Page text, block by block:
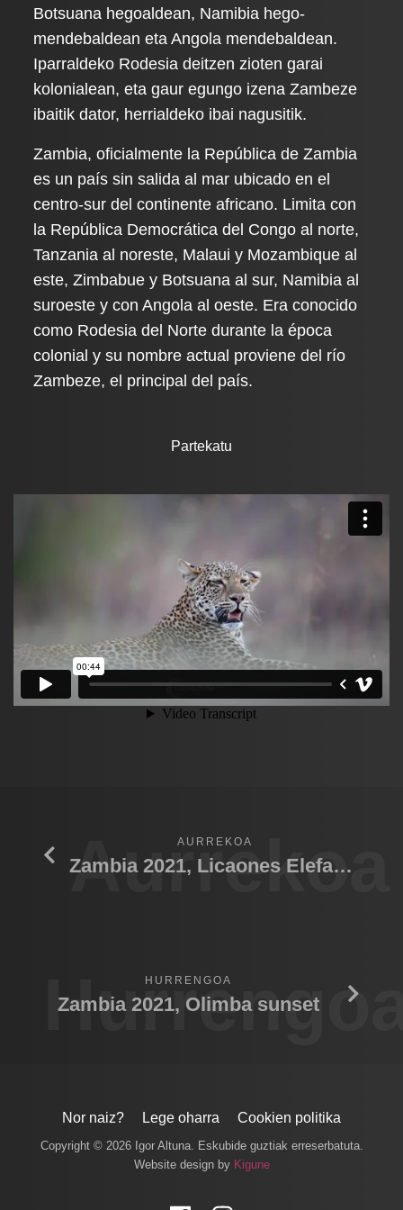
Botsuana hegoaldean, Namibia hego-
mendebaldean eta Angola mendebaldean.
Iparraldeko Rodesia deitzen zioten garai
kolonialean, eta gaur egungo izena Zambeze
ibaitik dator, herrialdeko ibai nagusitik.
Zambia, oficialmente la República de Zambia
es un país sin salida al mar ubicado en el
centro-sur del continente africano. Limita con
la República Democrática del Congo al norte,
Tanzania al noreste, Malaui y Mozambique al
este, Zimbabue y Botsuana al sur, Namibia al
suroeste y con Angola al oeste. Era conocido
como Rodesia del Norte durante la época
colonial y su nombre actual proviene del río
Zambeze, el principal del país.
Partekatu
Aurrekoa
AURREKOA
Zambia 2021, Licaones Elefante
HURRENGOA
Zambia 2021, Olimba sunset
Nor naiz? Lege oharra Cookien politika
Copyright © 2026 Igor Altuna. Eskubide guztiak erreserbatuta.
Website design by Kigune